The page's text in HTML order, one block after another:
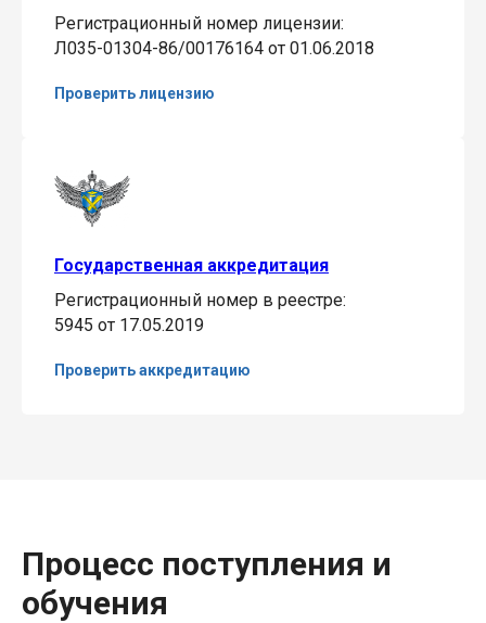
Регистрационный номер лицензии:
Л035-01304-86/00176164 от 01.06.2018
Проверить лицензию
Государственная аккредитация
Регистрационный номер в реестре:
5945 от 17.05.2019
Проверить аккредитацию
Процесс поступления и
обучения